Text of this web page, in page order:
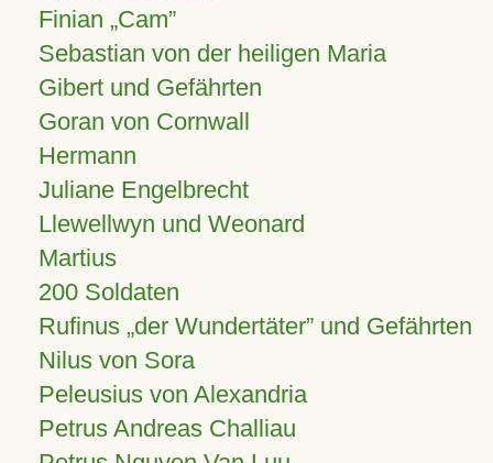
Finian Cam
Sebastian von der heiligen Maria
Gibert und Gefährten
Goran von Cornwall
Hermann
Juliane Engelbrecht
Llewellwyn und Weonard
Martius
200 Soldaten
Rufinus „der Wundertäter” und Gefährten
Nilus von Sora
Peleusius von Alexandria
Petrus Andreas Challiau